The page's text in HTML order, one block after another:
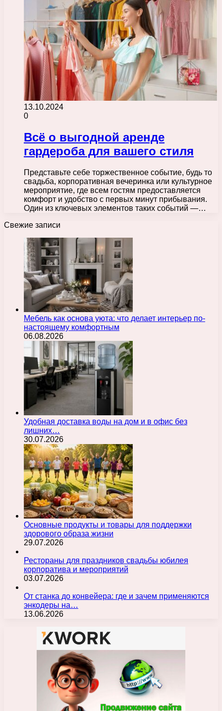
13.10.2024
0
Всё о выгодной аренде
гардероба для вашего стиля
Представьте себе торжественное событие, будь то
свадьба, корпоративная вечеринка или культурное
мероприятие, где всем гостям предоставляется
комфорт и удобство с первых минут прибывания.
Один из ключевых элементов таких событий —…
Свежие записи
Мебель как основа уюта: что делает интерьер по-
настоящему комфортным
06.08.2026
Удобная доставка воды на дом и в офис без
лишних…
30.07.2026
Основные продукты и товары для поддержки
здорового образа жизни
29.07.2026
Рестораны для праздников свадьбы юбилея
корпоратива и мероприятий
03.07.2026
От станка до конвейера: где и зачем применяются
энкодеры на…
13.06.2026